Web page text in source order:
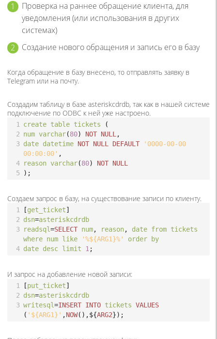
Проверка на раннее обращение клиента, для
уведомления (или использования в других
системах)
Создание нового обращения и запись его в базу
Когда обращение в базу внесено, то отправлять заявку в
Telegram или на почту.
Создадим таблицу в базе asteriskcdrdb, так как в нашей системе
подключение по ODBC к ней уже настроено.
1 create table tickets (
2 num varchar(80) NOT NULL,
3 date datetime NOT NULL DEFAULT
'0000-00-00
00:00:00' ,
4 reason varchar(80) NOT NULL
5
);
Создаем запрос в базу, на существование записи по клиенту.
1 [get_ticket]
2 dsn=asteriskcdrdb
3
readsql=SELECT num, reason, date from tickets
where num like '%${ARG1}%' order
by
4 date desc limit 1;
И запрос на добавление новой записи:
1 [put_ticket]
2 dsn=asteriskcdrdb
3 writesql=INSERT INTO tickets VALUES
( '${ARG1}' ,NOW(),${ARG2});